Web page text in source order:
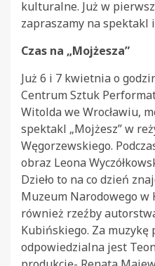
kulturalne. Już w
zapraszamy na spektakl i
Czas na „Mojżesza”
Już 6 i 7 kwietnia o
Centrum Sztuk
Witolda we Wrocławiu,
spektakl „Mojżesz” w
Węgorzewskiego.
obraz Leona
Dzieło to na co dzień
Muzeum Narodowego w
również rzeźby
Kubińskiego. Za muzykę
odpowiedzialna jest